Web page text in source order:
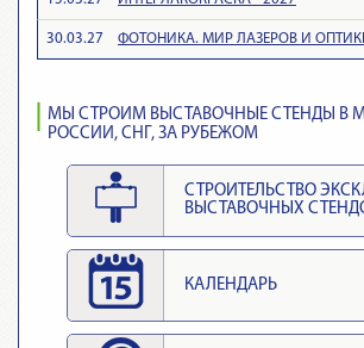
30.03.27 ФОТОНИКА. МИР ЛАЗЕРОВ И
МЫ СТРОИМ ВЫСТАВОЧНЫЕ СТЕНДЫ В
РОССИИ, СНГ, ЗА РУБЕЖОМ
СТРОИТЕЛЬСТВО
ВЫСТАВОЧНЫХ
КАЛЕНДАРЬ